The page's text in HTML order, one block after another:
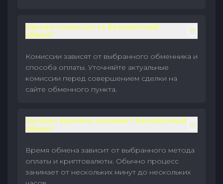
Каковы комиссии за безналичный
обмен?
Комиссии зависят от выбранного обменника и
способа оплаты. Уточняйте актуальные
комиссии перед совершением сделки на
сайте обменного пункта.
Сколько времени занимает безналичный
обмен?
Время обмена зависит от выбранного метода
оплаты и криптовалюты. Обычно процесс
занимает от нескольких минут до нескольких